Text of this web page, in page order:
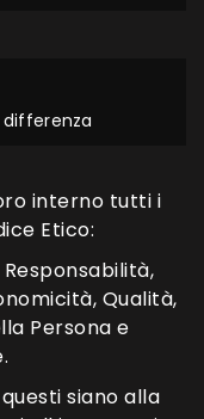
interno tutti i
Etico:
Qualità,
Persona e
siano alla